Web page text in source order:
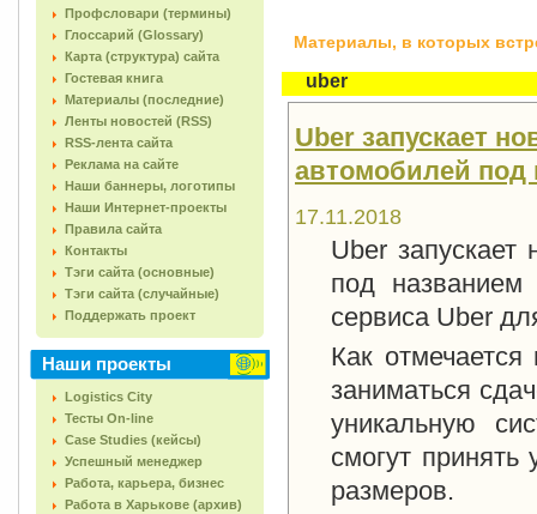
Профсловари (термины)
Глоссарий (Glossary)
Карта (структура) сайта
Гостевая книга
Материалы (последние)
Ленты новостей (RSS)
RSS-лента сайта
Реклама на сайте
Наши баннеры, логотипы
Наши Интернет-проекты
Правила сайта
Контакты
Тэги сайта (основные)
Тэги сайта (случайные)
Поддержать проект
Наши проекты
Logistics City
Тесты On-line
Case Studies (кейсы)
Успешный менеджер
Работа, карьера, бизнес
Работа в Харькове (архив)
Материалы, в которых
uber
Uber запускает
автомобилей под
17.11.2018
Uber запускает
под
сервиса Uber
Как
заниматься
уникальную
смогут принять
размеров.